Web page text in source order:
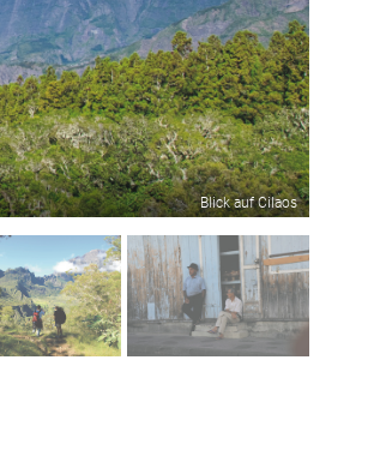
Blick auf Cilaos